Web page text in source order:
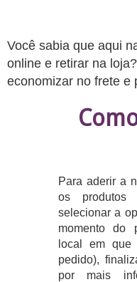
Você sabia que aqui
online e retirar na
economizar no frete e
Para aderir a
os produtos
selecionar a
momento do
local em
pedido),
por mais